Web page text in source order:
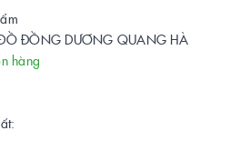
ĐỒNG DƯƠNG QUANG HÀ
hàng